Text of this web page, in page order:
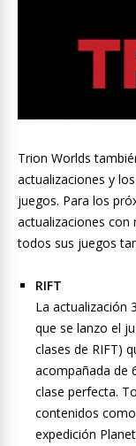
Trion Worlds
actualizaciones y
juegos. Para los
actualizaciones con
todos sus juegos
RIFT
La actualización
que se lanzo el
clases de RIFT)
acompañada de
clase perfecta.
contenidos
expedición